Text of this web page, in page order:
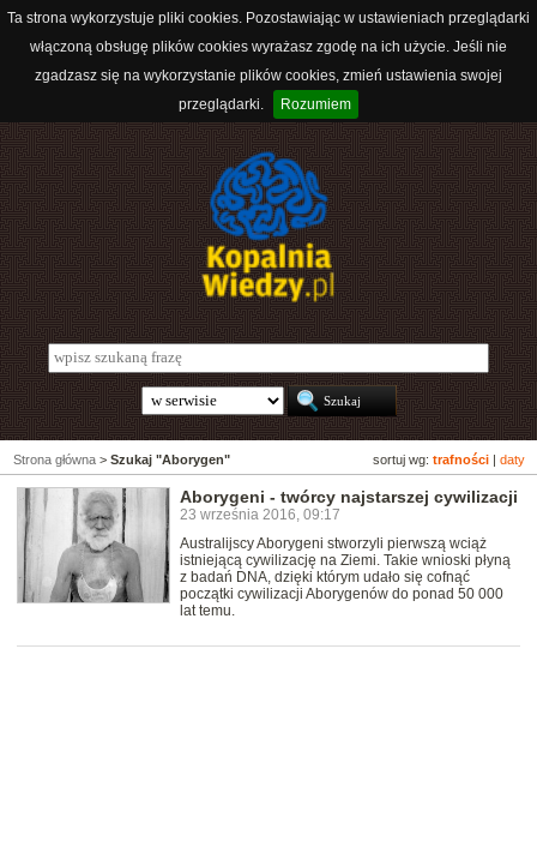
Ta strona wykorzystuje pliki cookies. Pozostawiając w ustawieniach przeglądarki
włączoną obsługę plików cookies wyrażasz zgodę na ich użycie. Jeśli nie
zgadzasz się na wykorzystanie plików cookies, zmień ustawienia swojej
przeglądarki.
Rozumiem
sortuj wg: trafności daty
Strona główna > Szukaj "Aborygen"
Aborygeni - twórcy najstarszej cywilizacji
23 września 2016, 09:17
Australijscy Aborygeni stworzyli pierwszą wciąż
istniejącą cywilizację na Ziemi. Takie wnioski płyną
z badań DNA, dzięki którym udało się cofnąć
początki cywilizacji Aborygenów do ponad 50 000
lat temu.